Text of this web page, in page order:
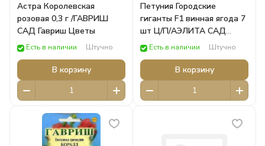
Астра Королевская
розовая 0,3 г /ГАВРИШ
САД Гавриш Цветы
Есть в наличии Штучно
В корзину
Петуния Городские
гиганты F1 винная ягода 7
шт Ц/П/АЭЛИТА САД
Аэлита ЦВЕТЫ
Есть в наличии Штучно
В корзину